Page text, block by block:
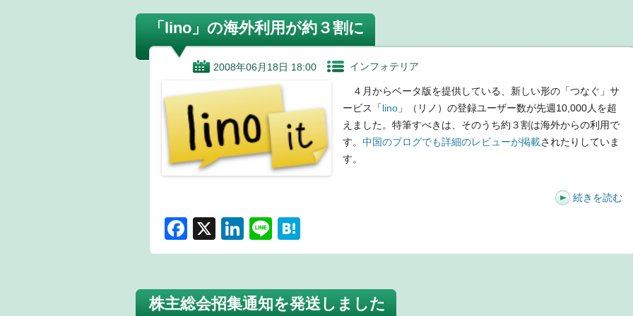
「lino」の海外利用が約３割に
2008年06月18日 18:00 インフォテリア
４月からベータ版を提供している、新しい形の「つなぐ」サ
ービス「lino 」（リノ）の登録ユーザー数が先週10,000人を超
えました。特筆すべきは、そのうち約３割は海外からの利用で
す。 中国のブログでも詳細のレビューが掲載されたりしていま
す。
続きを読む
F
a
e
X
Li
n
e
Li
n
at
n
株主総会招集通知を発送しました